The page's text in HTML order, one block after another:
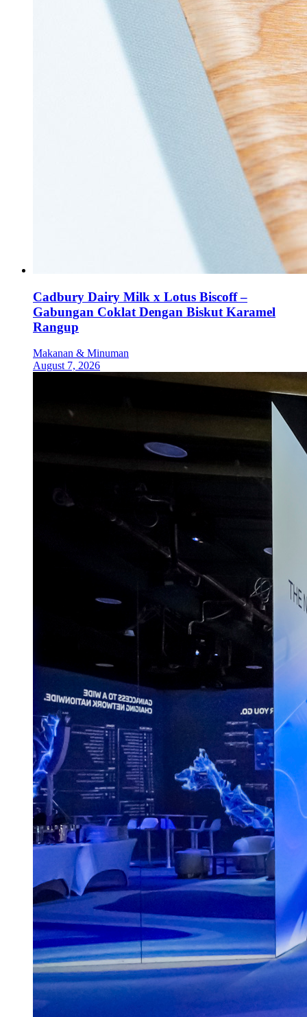
Cadbury Dairy Milk x Lotus Biscoff –
Gabungan Coklat Dengan Biskut Karamel
Rangup
Makanan & Minuman
August 7, 2026